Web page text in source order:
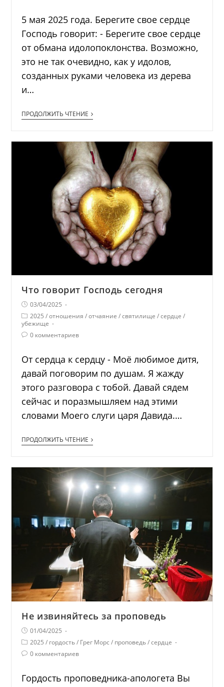
5 мая 2025 года. Берегите свое сердце
Господь говорит: - Берегите свое сердце
от обмана идолопоклонства. Возможно,
это не так очевидно, как у идолов,
созданных руками человека из дерева
и…
ПРОДОЛЖИТЬ ЧТЕНИЕ
Что говорит Господь сегодня
03/04/2025
2025 / отношения / отчаяние / святилище / сердце /
убежище
0 комментариев
От сердца к сердцу - Моё любимое дитя,
давай поговорим по душам. Я жажду
этого разговора с тобой. Давай сядем
сейчас и поразмышляем над этими
словами Моего слуги царя Давида.…
ПРОДОЛЖИТЬ ЧТЕНИЕ
Не извиняйтесь за проповедь
01/04/2025
2025 / гордость / Грег Морс / проповедь / сердце
0 комментариев
Гордость проповедника-апологета Вы